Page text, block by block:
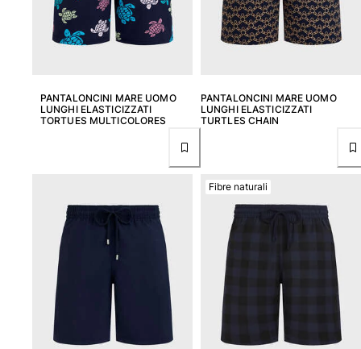
Vedi tutti i Neonato
Accessori
Cappelli e Cappellini
Telli mare & Pareo
Vedi tutti i Telli mare & Pareo
Borse
PANTALONCINI MARE UOMO
LUNGHI ELASTICIZZATI
TORTUES MULTICOLORES
PANTALONCINI MARE UOMO
LUNGHI ELASTICIZZATI
TURTLES CHAIN
Fibre naturali